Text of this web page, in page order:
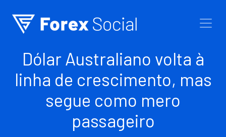
Dólar Australiano volta à
linha de crescimento, mas
segue como mero
passageiro